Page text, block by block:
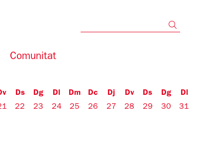
Comunitat
Ds
22
Dg
23
Dl
24
Dm
25
Dc
26
Dj
27
Dv
28
Ds
29
Dg
30
Dl
31